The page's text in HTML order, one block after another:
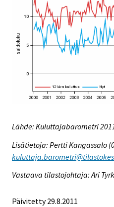
Lähde: Kuluttajabarometri
Lisätietoja: Pertti Kangassalo
Vastaava tilastojohtaja: Ari
Päivitetty 29.8.2011